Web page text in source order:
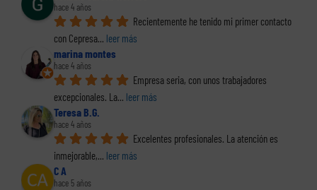
hace 4 años
Recientemente he tenido mi primer contacto
con Cepresa... leer más
marina montes
hace 4 años
Empresa seria, con unos trabajadores
excepcionales. La... leer más
Teresa B.G.
hace 4 años
Excelentes profesionales. La atención es
inmejorable,... leer más
C A
hace 5 años